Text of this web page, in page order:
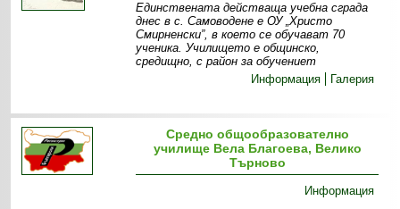
Единствената действаща учебна сграда
днес в с. Самоводене е ОУ „Христо
Смирненски”, в което се обучават 70
ученика. Училището е общинско,
средищно, с район за обучениет
Информация
Галерия
Средно общообразователно
училище Вела Благоева, Велико
Търново
Информация